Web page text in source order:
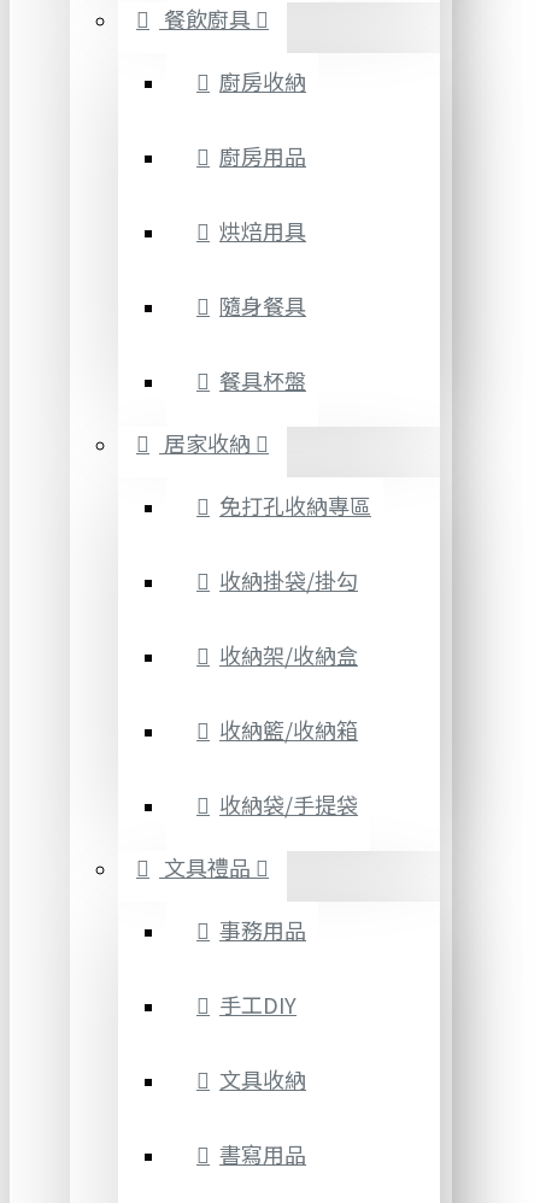
餐飲廚具
廚房收納
廚房用品
烘焙用具
隨身餐具
餐具杯盤
居家收納
免打孔收納專區
收納掛袋/掛勾
收納架/收納盒
收納籃/收納箱
收納袋/手提袋
文具禮品
事務用品
手工DIY
文具收納
書寫用品